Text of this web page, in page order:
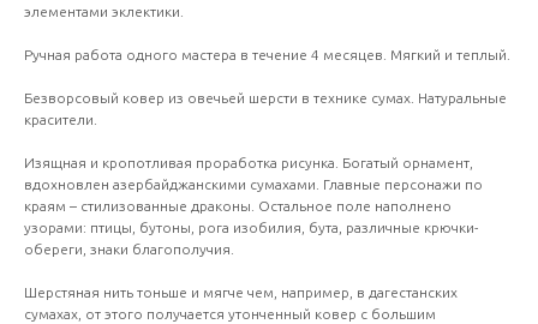
элементами эклектики.
Ручная работа одного мастера в течение 4 месяцев. Мягкий и теплый.
Безворсовый ковер из овечьей шерсти в технике сумах. Натуральные
красители.
Изящная и кропотливая проработка рисунка. Богатый орнамент,
вдохновлен азербайджанскими сумахами. Главные персонажи по
краям – стилизованные драконы. Остальное поле наполнено
узорами: птицы, бутоны, рога изобилия, бута, различные крючки-
обереги, знаки благополучия.
Шерстяная нить тоньше и мягче чем, например, в дагестанских
сумахах, от этого получается утонченный ковер с большим